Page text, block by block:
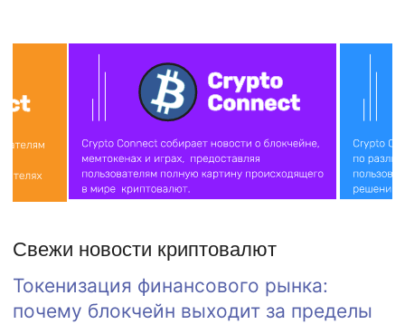
Свежи новости криптовалют
Токенизация финансового рынка:
почему блокчейн выходит за пределы